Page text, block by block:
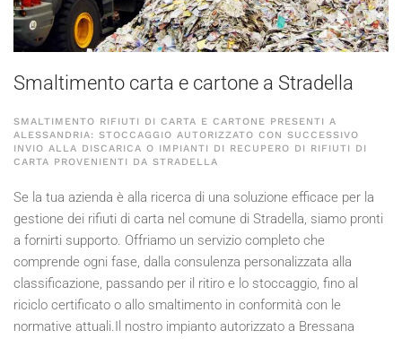
Smaltimento carta e cartone a Stradella
SMALTIMENTO RIFIUTI DI CARTA E CARTONE PRESENTI A
ALESSANDRIA: STOCCAGGIO AUTORIZZATO CON SUCCESSIVO
INVIO ALLA DISCARICA O IMPIANTI DI RECUPERO DI RIFIUTI DI
CARTA PROVENIENTI DA STRADELLA
Se la tua azienda è alla ricerca di una soluzione efficace per la
gestione dei rifiuti di carta nel comune di Stradella, siamo pronti
a fornirti supporto. Offriamo un servizio completo che
comprende ogni fase, dalla consulenza personalizzata alla
classificazione, passando per il ritiro e lo stoccaggio, fino al
riciclo certificato o allo smaltimento in conformità con le
normative attuali.Il nostro impianto autorizzato a Bressana